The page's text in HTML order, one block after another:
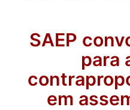
SAEP
para
em